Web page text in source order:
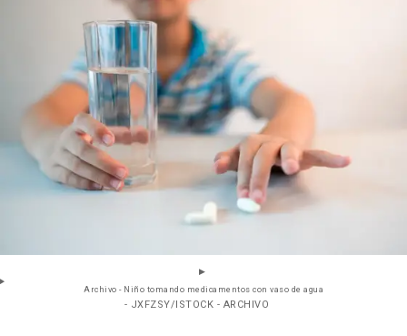
Archivo - Niño tomando medicamentos con vaso de agua
- JXFZSY/ISTOCK - ARCHIVO